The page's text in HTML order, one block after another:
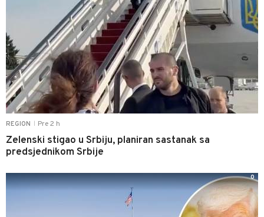
REGION Pre 2 h
Zelenski stigao u Srbiju, planiran sastanak sa
predsjednikom Srbije
0